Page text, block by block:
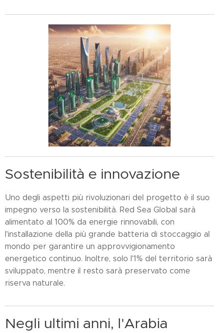
Sostenibilità e innovazione
Uno degli aspetti più rivoluzionari del progetto è il suo
impegno verso la sostenibilità. Red Sea Global sarà
alimentato al 100% da energie rinnovabili, con
l'installazione della più grande batteria di stoccaggio al
mondo per garantire un approvvigionamento
energetico continuo. Inoltre, solo l'1% del territorio sarà
sviluppato, mentre il resto sarà preservato come
riserva naturale.
Negli ultimi anni, l'Arabia